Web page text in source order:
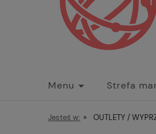
Menu Strefa
WIDEOREJESTRATORY
Jesteś w: » OUTLETY /